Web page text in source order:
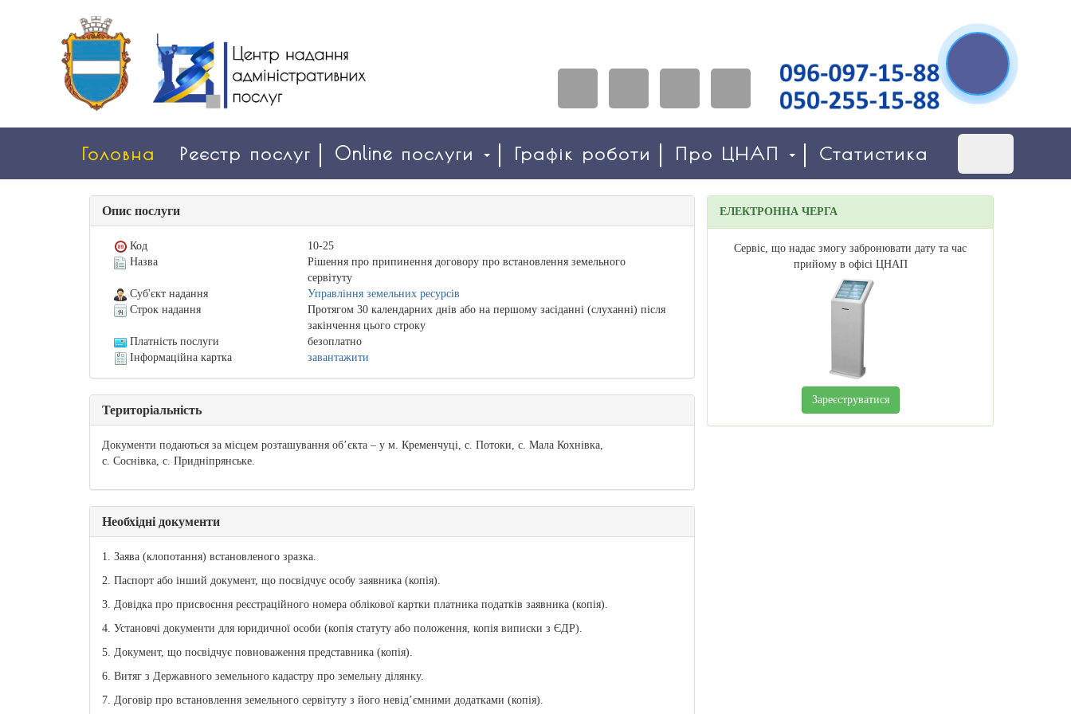
Головна Реєстр послуг Online послуги Графік роботи Про ЦНАП Статистика
Опис послуги
Код
10-25
Назва
Рішення про припинення договору про встановлення земельного
сервітуту
Суб'єкт надання
Управління земельних ресурсів
Строк надання
Протягом 30 календарних днів або на першому засіданні (слуханні) після
закінчення цього строку
Платність послуги
безоплатно
Інформаційна картка
завантажити
Територіальність
Документи подаються за місцем розташування об’єкта – у м. Кременчуці, с. Потоки, с. Мала Кохнівка,
с. Соснівка, с. Придніпрянське.
Необхідні документи
1. Заява (клопотання) встановленого зразка.
2. Паспорт або інший документ, що посвідчує особу заявника (копія).
3. Довідка про присвоєння реєстраційного номера облікової картки платника податків заявника (копія).
4. Установчі документи для юридичної особи (копія статуту або положення, копія виписки з ЄДР).
5. Документ, що посвідчує повноваження представника (копія).
6. Витяг з Державного земельного кадастру про земельну ділянку.
7. Договір про встановлення земельного сервітуту з його невід’ємними додатками (копія).
ЕЛЕКТРОННА ЧЕРГА
Сервіс, що надає змогу забронювати дату та час
прийому в офісі ЦНАП
Зареєструватися